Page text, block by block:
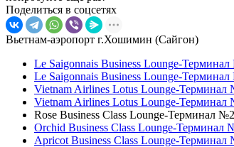
Поделиться в соцсетях
Вьетнам-аэропорт г.Хошимин (Сайгон)
Le Saigonnais Business Lounge-
Le Saigonnais Business Lounge-
Vietnam Airlines Lotus Lounge-
Vietnam Airlines Lotus Lounge-
Rose Business Class Lounge-Терминал
Orchid Business Class Lounge-
Apricot Business Class Lounge-